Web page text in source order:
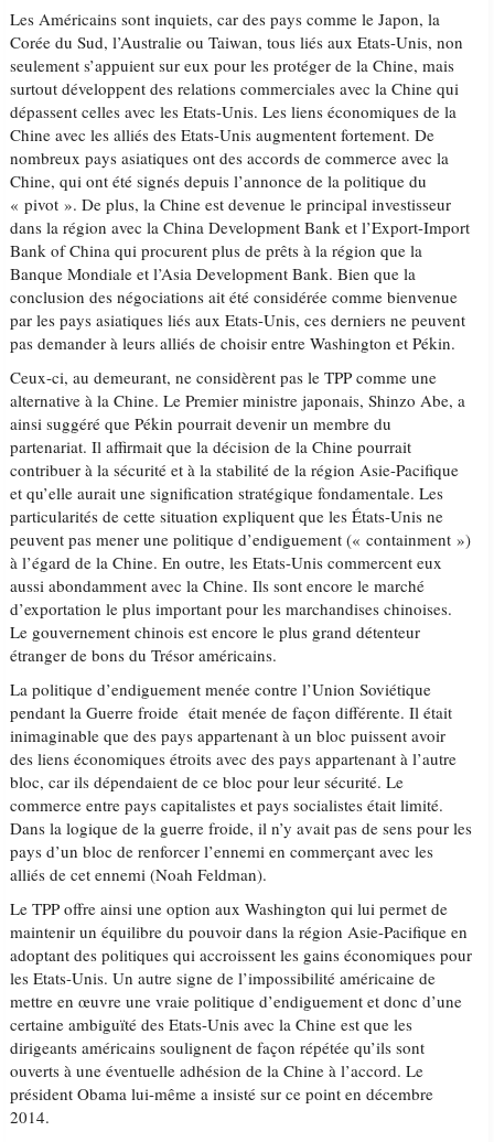
Les Américains sont inquiets, car des pays comme le Japon, la
Corée du Sud, l’Australie ou Taiwan, tous liés aux Etats-Unis, non
seulement s’appuient sur eux pour les protéger de la Chine, mais
surtout développent des relations commerciales avec la Chine qui
dépassent celles avec les Etats-Unis. Les liens économiques de la
Chine avec les alliés des Etats-Unis augmentent fortement. De
nombreux pays asiatiques ont des accords de commerce avec la
Chine, qui ont été signés depuis l’annonce de la politique du
« pivot ». De plus, la Chine est devenue le principal investisseur
dans la région avec la China Development Bank et l’Export-Import
Bank of China qui procurent plus de prêts à la région que la
Banque Mondiale et l’Asia Development Bank. Bien que la
conclusion des négociations ait été considérée comme bienvenue
par les pays asiatiques liés aux Etats-Unis, ces derniers ne peuvent
pas demander à leurs alliés de choisir entre Washington et Pékin.
Ceux-ci, au demeurant, ne considèrent pas le TPP comme une
alternative à la Chine. Le Premier ministre japonais, Shinzo Abe, a
ainsi suggéré que Pékin pourrait devenir un membre du
partenariat. Il affirmait que la décision de la Chine pourrait
contribuer à la sécurité et à la stabilité de la région Asie-Pacifique
et qu’elle aurait une signification stratégique fondamentale. Les
particularités de cette situation expliquent que les États-Unis ne
peuvent pas mener une politique d’endiguement (« containment »)
à l’égard de la Chine. En outre, les Etats-Unis commercent eux
aussi abondamment avec la Chine. Ils sont encore le marché
d’exportation le plus important pour les marchandises chinoises.
Le gouvernement chinois est encore le plus grand détenteur
étranger de bons du Trésor américains.
La politique d’endiguement menée contre l’Union Soviétique
pendant la Guerre froide était menée de façon différente. Il était
inimaginable que des pays appartenant à un bloc puissent avoir
des liens économiques étroits avec des pays appartenant à l’autre
bloc, car ils dépendaient de ce bloc pour leur sécurité. Le
commerce entre pays capitalistes et pays socialistes était limité.
Dans la logique de la guerre froide, il n’y avait pas de sens pour les
pays d’un bloc de renforcer l’ennemi en commerçant avec les
alliés de cet ennemi (Noah Feldman).
Le TPP offre ainsi une option aux Washington qui lui permet de
maintenir un équilibre du pouvoir dans la région Asie-Pacifique en
adoptant des politiques qui accroissent les gains économiques pour
les Etats-Unis. Un autre signe de l’impossibilité américaine de
mettre en œuvre une vraie politique d’endiguement et donc d’une
certaine ambiguïté des Etats-Unis avec la Chine est que les
dirigeants américains soulignent de façon répétée qu’ils sont
ouverts à une éventuelle adhésion de la Chine à l’accord. Le
président Obama lui-même a insisté sur ce point en décembre
2014.